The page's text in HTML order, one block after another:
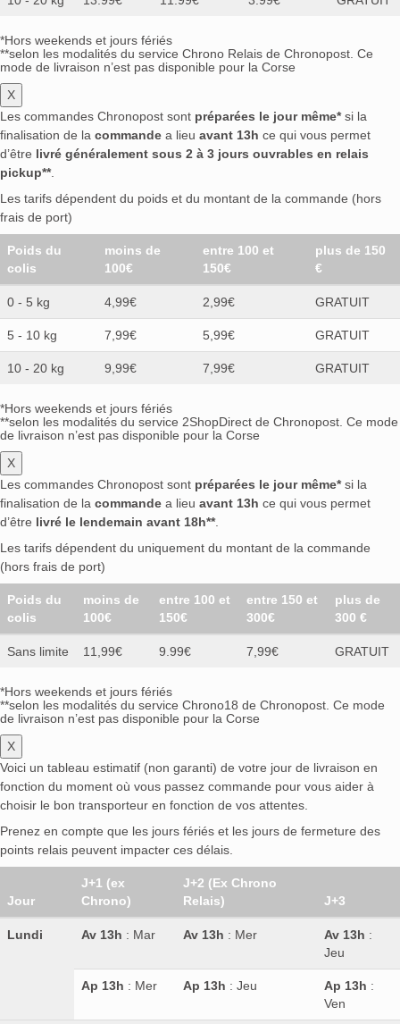
*Hors weekends et jours fériés
**selon les modalités du service Chrono Relais de Chronopost. Ce
mode de livraison n’est pas disponible pour la Corse
X
Les commandes Chronopost sont préparées le jour même*si la
finalisation de la commande a lieu avant 13h ce qui vous permet
d’être livré généralement sous 2 à 3 jours ouvrables en relais
pickup**.
Les tarifs dépendent du poids et du montant de la commande (hors
frais de port)
Poids du
colis
moins de
100€
entre 100 et
150€
plus de 150
€
0 - 5 kg 4,99€ 2,99€ GRATUIT
5 - 10 kg 7,99€ 5,99€ GRATUIT
10 - 20 kg 9,99€ 7,99€ GRATUIT
*Hors weekends et jours fériés
**selon les modalités du service 2ShopDirect de Chronopost. Ce mode
de livraison n’est pas disponible pour la Corse
X
Les commandes Chronopost sont préparées le jour même*si la
finalisation de la commande a lieu avant 13h ce qui vous permet
d’être livré le lendemain avant 18h**.
Les tarifs dépendent du uniquement du montant de la commande
(hors frais de port)
Poids du
colis
moins de
100€
entre 100 et
150€
entre 150 et
300€
plus de
300 €
Sans limite 11,99€ 9.99€ 7,99€ GRATUIT
*Hors weekends et jours fériés
**selon les modalités du service Chrono18 de Chronopost. Ce mode
de livraison n’est pas disponible pour la Corse
X
Voici un tableau estimatif (non garanti) de votre jour de livraison en
fonction du moment où vous passez commande pour vous aider à
choisir le bon transporteur en fonction de vos attentes.
Prenez en compte que les jours fériés et les jours de fermeture des
points relais peuvent impacter ces délais.
Jour
J+1 (ex
Chrono)
J+2 (Ex Chrono
Relais)
J+3
Lundi Av 13h : Mar Av 13h : Mer Av 13h :
Jeu
Ap 13h : Mer Ap 13h : Jeu Ap 13h :
Ven